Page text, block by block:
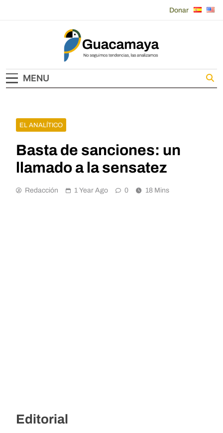
Donar
Guacamaya
MENU
EL ANALÍTICO
Basta de sanciones: un
llamado a la sensatez
Redacción 1 Year Ago 0 18 Mins
Editorial